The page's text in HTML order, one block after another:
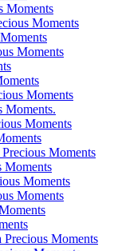
Moments
Moments
Moments
Moments
Moments
Moments
Moments
Moments
Moments
Moments